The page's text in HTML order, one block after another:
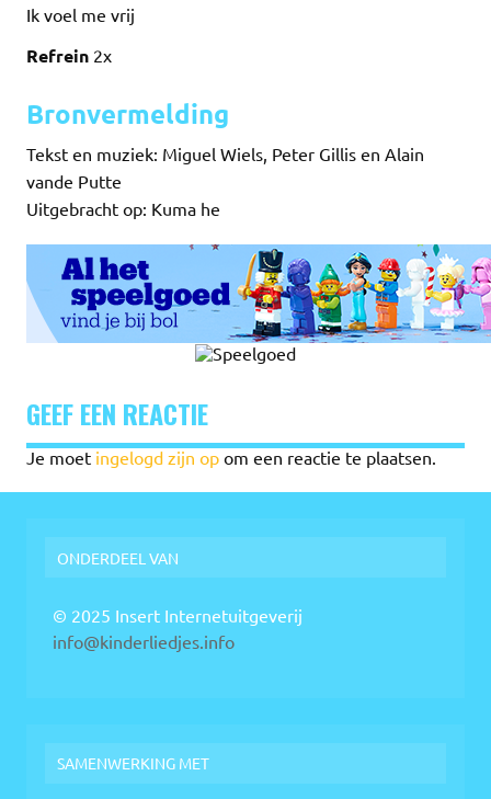
Ik voel me vrij
Refrein 2x
Bronvermelding
Tekst en muziek: Miguel Wiels, Peter Gillis en Alain
vande Putte
Uitgebracht op: Kuma he
GEEF EEN REACTIE
Je moet ingelogd zijn op om een reactie te plaatsen.
ONDERDEEL VAN
© 2025 Insert Internetuitgeverij
info@kinderliedjes.info
SAMENWERKING MET